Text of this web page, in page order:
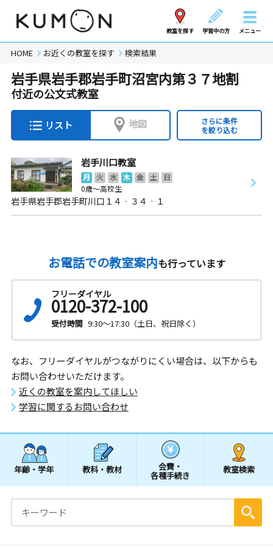
教室を探す 学習中の方 メニュー
HOME お近くの教室を探す 検索結果
岩手県岩手郡岩手町沼宮内第３７地割
付近の公文式教室
リスト 地図
さらに条件
を絞り込む
岩手川口教室
月 火 水 木 金 土
日
0歳～高校生
岩手県岩手郡岩手町川口１４‐３４‐１
お電話での教室案内も行っています
フリーダイヤル
0120-372-100
受付時間 9:30～17:30（土日、祝日除く）
なお、フリーダイヤルがつながりにくい場合は、以下からも
お問い合わせいただけます。
近くの教室を案内してほしい
学習に関するお問い合わせ
年齢・学年 教科・教材 会費・
各種手続き
教室検索